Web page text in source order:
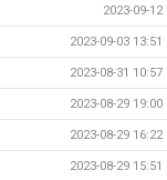
2023-09-12
2023-09-03 13:51
2023-08-31 10:57
2023-08-29 19:00
2023-08-29 16:22
2023-08-29 15:51